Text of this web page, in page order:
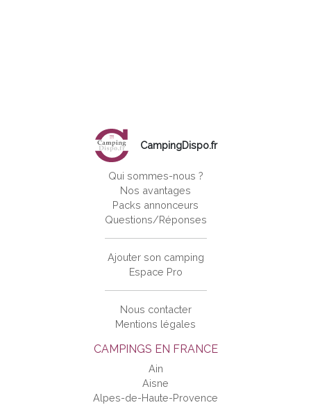
CAMPINGS EN FRANCE
Ain
Aisne
Alpes-de-Haute-Provence
CampingDispo.fr
Qui sommes-nous ?
Nos avantages
Packs annonceurs
Questions/Réponses
Ajouter son camping
Espace Pro
Nous contacter
Mentions légales